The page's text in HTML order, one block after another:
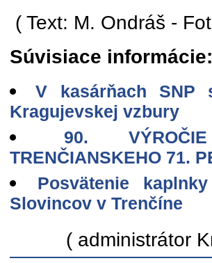
( Text: M. Ondráš -
Súvisiace informácie:
V kasárňach SNP
Kragujevskej vzbury
90.
TRENČIANSKEHO 71.
Posvätenie
Slovincov v Trenčíne
( administrátor